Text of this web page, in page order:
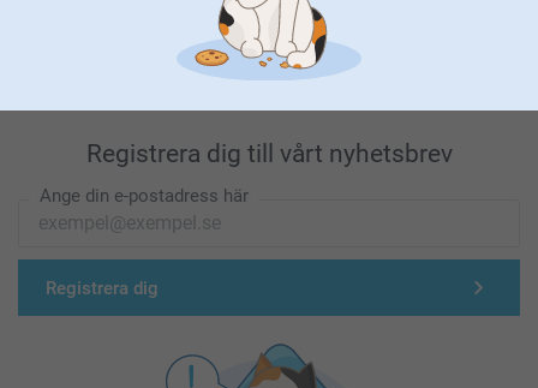
Förstklassig kundservice
Registrera dig till vårt nyhetsbrev
Ange din e-postadress här
Registrera dig